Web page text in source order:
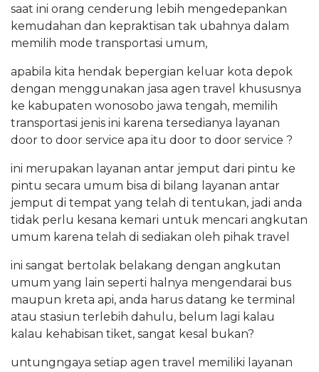
saat ini orang cenderung lebih mengedepankan
kemudahan dan kepraktisan tak ubahnya dalam
memilih mode transportasi umum,
apabila kita hendak bepergian keluar kota depok
dengan menggunakan jasa agen travel khususnya
ke kabupaten wonosobo jawa tengah, memilih
transportasi jenis ini karena tersedianya layanan
door to door service apa itu door to door service ?
ini merupakan layanan antar jemput dari pintu ke
pintu secara umum bisa di bilang layanan antar
jemput di tempat yang telah di tentukan, jadi anda
tidak perlu kesana kemari untuk mencari angkutan
umum karena telah di sediakan oleh pihak travel
ini sangat bertolak belakang dengan angkutan
umum yang lain seperti halnya mengendarai bus
maupun kreta api, anda harus datang ke terminal
atau stasiun terlebih dahulu, belum lagi kalau
kalau kehabisan tiket, sangat kesal bukan?
untungngaya setiap agen travel memiliki layanan